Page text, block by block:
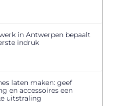
in Antwerpen bepaalt
indruk
laten maken: geef
en accessoires een
uitstraling